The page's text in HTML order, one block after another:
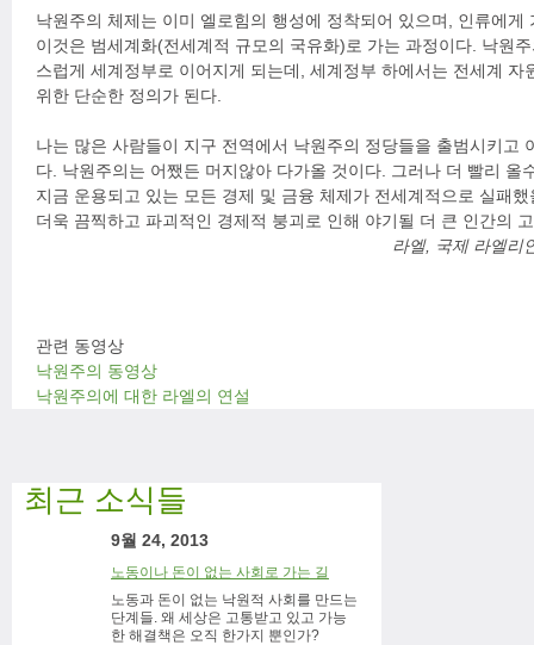
낙원주의 체제는 이미 엘로힘의 행성에 정착되어 있으며, 인류에게
이것은 범세계화(전세계적 규모의 국유화)로 가는 과정이다. 낙원
스럽게 세계정부로 이어지게 되는데, 세계정부 하에서는 전세계 자
위한 단순한 정의가 된다.
나는 많은 사람들이 지구 전역에서 낙원주의 정당들을 출범시키고
다. 낙원주의는 어쨌든 머지않아 다가올 것이다. 그러나 더 빨리 올
지금 운용되고 있는 모든 경제 및 금융 체제가 전세계적으로 실패
더욱 끔찍하고 파괴적인 경제적 붕괴로 인해 야기될 더 큰 인간의
라엘, 국제 라엘리
관련 동영상
낙원주의 동영상
낙원주의에 대한 라엘의 연설
최근 소식들
9월 24, 2013
노동이나 돈이 없는 사회로 가는 길
노동과 돈이 없는 낙원적 사회를 만드는
단계들. 왜 세상은 고통받고 있고 가능
한 해결책은 오직 한가지 뿐인가?